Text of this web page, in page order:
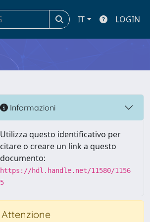
IT LOGIN
Informazioni
Utilizza questo identificativo per
citare o creare un link a questo
documento:
https://hdl.handle.net/11580/1156
5
Attenzione